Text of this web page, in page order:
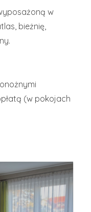
w
bieżnię,
(w pokojach